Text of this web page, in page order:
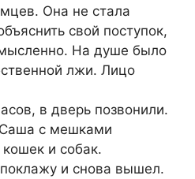
Она не стала
свой поступок,
На душе было
лжи. Лицо
в дверь позвонили.
с мешками
и собак.
и снова вышел.